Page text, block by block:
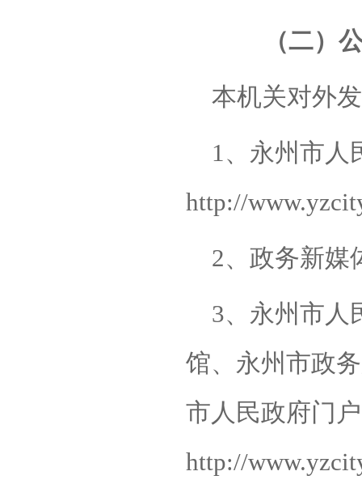
（二）
本机关对外
1、永州市人
http://
2、政务新媒
3、永州市人
馆、永州市政
市人民政府门
http://